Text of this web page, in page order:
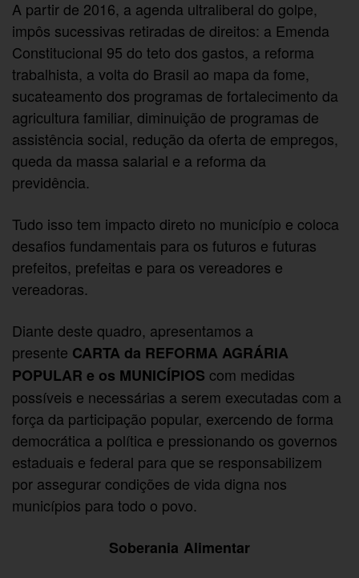
A partir de 2016, a agenda ultraliberal do golpe,
impôs sucessivas retiradas de direitos: a Emenda
Constitucional 95 do teto dos gastos, a reforma
trabalhista, a volta do Brasil ao mapa da fome,
sucateamento dos programas de fortalecimento da
agricultura familiar, diminuição de programas de
assistência social, redução da oferta de empregos,
queda da massa salarial e a reforma da
previdência.
Tudo isso tem impacto direto no município e coloca
desafios fundamentais para os futuros e futuras
prefeitos, prefeitas e para os vereadores e
vereadoras.
Diante deste quadro, apresentamos a
presente CARTA da REFORMA AGRÁRIA
POPULAR e os MUNICÍPIOS com medidas
possíveis e necessárias a serem executadas com a
força da participação popular, exercendo de forma
democrática a política e pressionando os governos
estaduais e federal para que se responsabilizem
por assegurar condições de vida digna nos
municípios para todo o povo.
Soberania Alimentar